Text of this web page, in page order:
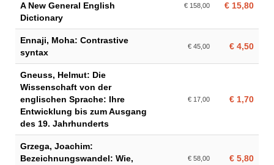
A New General English
Dictionary
€ 158,00 € 15,80
Ennaji, Moha: Contrastive
syntax
€ 45,00 € 4,50
Gneuss, Helmut: Die
Wissenschaft von der
englischen Sprache: Ihre
Entwicklung bis zum Ausgang
des 19. Jahrhunderts
€ 17,00 € 1,70
Grzega, Joachim:
Bezeichnungswandel: Wie,
€ 58,00 € 5,80